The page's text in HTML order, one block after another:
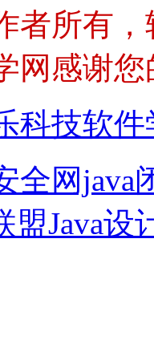
者所有
网感谢
科技软
全网java
盟Java设